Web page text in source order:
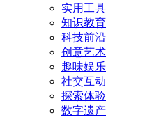
实用工具
知识教育
科技前沿
创意艺术
趣味娱乐
社交互动
探索体验
数字遗产